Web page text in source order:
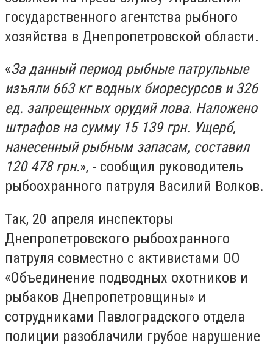
государственного агентства рыбного
хозяйства в Днепропетровской области.
«За данный период рыбные патрульные
изъяли 663 кг водных биоресурсов и 326
ед. запрещенных орудий лова. Наложено
штрафов на сумму 15 139 грн. Ущерб,
нанесенный рыбным запасам, составил
120 478 грн.», - сообщил руководитель
рыбоохранного патруля Василий Волков.
Так, 20 апреля инспекторы
Днепропетровского рыбоохранного
патруля совместно с активистами ОО
«Объединение подводных охотников и
рыбаков Днепропетровщины» и
сотрудниками Павлоградского отдела
полиции разоблачили грубое нарушение